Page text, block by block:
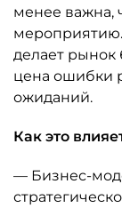
менее важна,
делает рынок
цена ошибки
ожиданий.
Как это
— Бизнес-